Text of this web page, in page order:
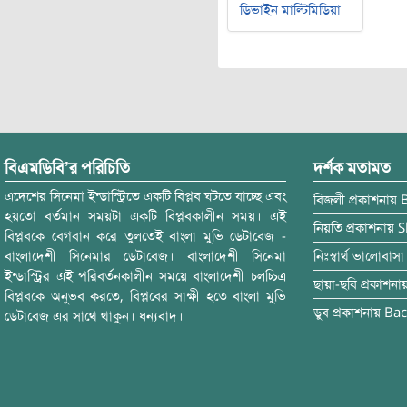
ডিভাইন মাল্টিমিডিয়া
বিএমডিবি’র পরিচিতি
এদেশের সিনেমা ইন্ডাস্ট্রিতে একটি বিপ্লব ঘটতে যাচ্ছে এবং
হয়তো বর্তমান সময়টা একটি বিপ্লবকালীন সময়। এই
বিপ্লবকে বেগবান করে তুলতেই বাংলা মুভি ডেটাবেজ -
বাংলাদেশী সিনেমার ডেটাবেজ। বাংলাদেশী সিনেমা
ইন্ডাস্ট্রির এই পরিবর্তনকালীন সময়ে বাংলাদেশী চলচ্চিত্র
বিপ্লবকে অনুভব করতে, বিপ্লবের সাক্ষী হতে বাংলা মুভি
ডেটাবেজ এর সাথে থাকুন। ধন্যবাদ।
দর্শক মতামত
বিজলী প্রকাশনায়
নিয়তি প্রকাশনায়
নিঃস্বার্থ ভালোবাসা
ছায়া-ছবি
ডুব প্রকাশনায়